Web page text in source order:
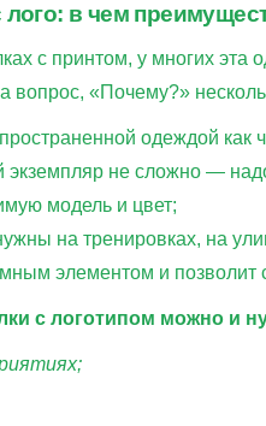
в чем
с принтом, у многих эта
вопрос, «Почему?»
одеждой как
экземпляр не сложно —
модель и цвет;
на тренировках, на
элементом и позволит
с логотипом можно и